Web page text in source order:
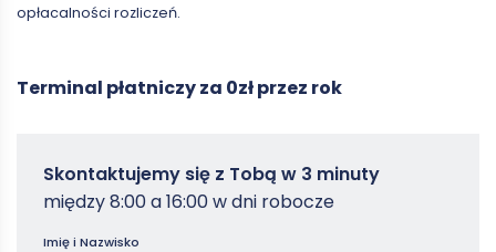
opłacalności rozliczeń.
Terminal płatniczy za 0zł przez rok
Zamowterminal
Poradniki
Skontaktujemy się z Tobą w 3 minuty
między 8:00 a 16:00 w dni robocze
Imię i Nazwisko